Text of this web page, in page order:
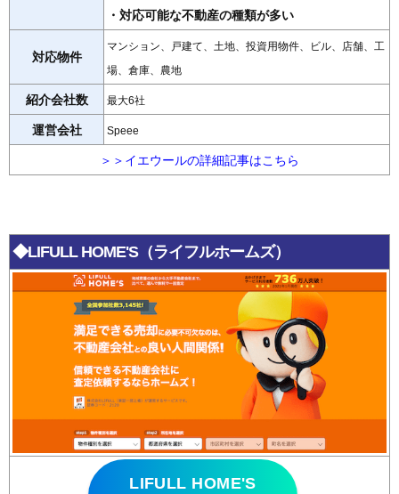
・対応可能な不動産の種類が多い
対応物件
マンション、戸建て、土地、投資用物件、ビル、店舗、工
場、倉庫、農地
紹介会社数 最大6社
運営会社 Speee
＞＞イエウールの詳細記事はこちら
◆LIFULL HOME'S（ライフルホームズ）
LIFULL HOME'S